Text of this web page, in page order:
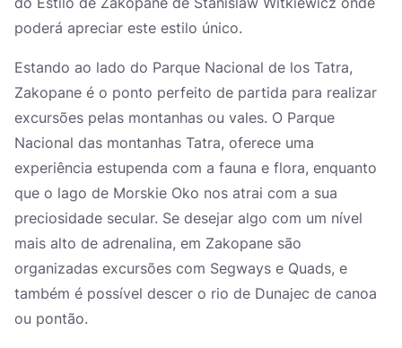
poderá apreciar este estilo único.
Estando ao lado do Parque Nacional de los Tatra,
Zakopane é o ponto perfeito de partida para realizar
excursões pelas montanhas ou vales. O Parque
Nacional das montanhas Tatra, oferece uma
experiência estupenda com a fauna e flora, enquanto
que o lago de Morskie Oko nos atrai com a sua
preciosidade secular. Se desejar algo com um nível
mais alto de adrenalina, em Zakopane são
organizadas excursões com Segways e Quads, e
também é possível descer o rio de Dunajec de canoa
ou pontão.